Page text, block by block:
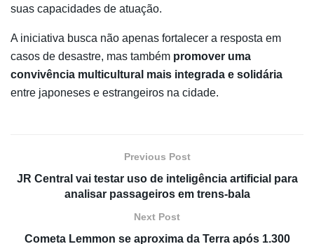
suas capacidades de atuação.
A iniciativa busca não apenas fortalecer a resposta em
casos de desastre, mas também promover uma
convivência multicultural mais integrada e solidária
entre japoneses e estrangeiros na cidade.
Previous Post
JR Central vai testar uso de inteligência artificial para
analisar passageiros em trens-bala
Next Post
Cometa Lemmon se aproxima da Terra após 1.300